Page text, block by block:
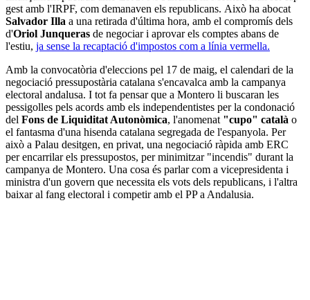
gest amb l'IRPF, com demanaven els republicans. Això ha abocat
Salvador Illa a una retirada d'última hora, amb el compromís dels
d'Oriol Junqueras de negociar i aprovar els comptes abans de
l'estiu, ja sense la recaptació d'impostos com a línia vermella.
Amb la convocatòria d'eleccions pel 17 de maig, el calendari de la
negociació pressupostària catalana s'encavalca amb la campanya
electoral andalusa. I tot fa pensar que a Montero li buscaran les
pessigolles pels acords amb els independentistes per la condonació
del Fons de Liquiditat Autonòmica, l'anomenat "cupo" català o
el fantasma d'una hisenda catalana segregada de l'espanyola. Per
això a Palau desitgen, en privat, una negociació ràpida amb ERC
per encarrilar els pressupostos, per minimitzar "incendis" durant la
campanya de Montero. Una cosa és parlar com a vicepresidenta i
ministra d'un govern que necessita els vots dels republicans, i l'altra
baixar al fang electoral i competir amb el PP a Andalusia.